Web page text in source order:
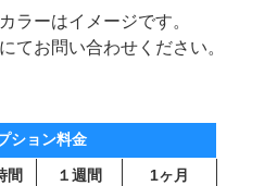
ラーはイメージです。
てお問い合わせください。
ション料金
間 １週間 1ヶ月